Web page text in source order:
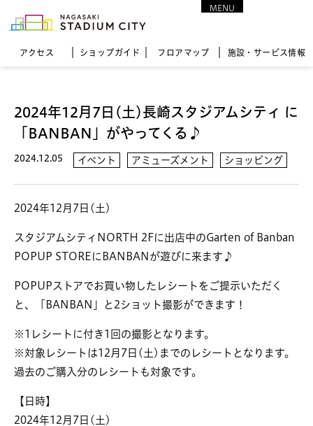
アクセス ショップガイド フロア マップ 施設・サービス情報
MENU
2024年12月7日(土)長崎スタジアムシティ に
「BANBAN」がやってくる♪
2024.12.05 イベント アミューズメント ショッピング
2024年12月7日(土)
スタジアムシティNORTH 2Fに出店中のGarten of Banban
POPUP STOREにBANBANが遊びに来ます♪
POPUPストアでお買い物したレシートをご提示いただく
と、「
BANBAN」と2ショット撮影ができます！
※1レシートに付き1回の撮影となります。
※対象レシートは12月7日(土)までのレシートとなります。
過去のご購入分のレシートも対象です。
【日時】
2024年12月7日(土)